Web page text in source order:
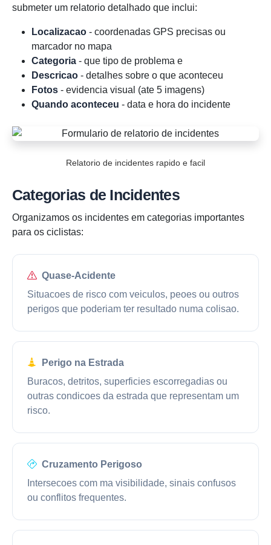
submeter um relatorio detalhado que inclui:
Localizacao - coordenadas GPS precisas ou
marcador no mapa
Categoria - que tipo de problema e
Descricao - detalhes sobre o que aconteceu
Fotos - evidencia visual (ate 5 imagens)
Quando aconteceu - data e hora do incidente
Relatorio de incidentes rapido e facil
Categorias de Incidentes
Organizamos os incidentes em categorias importantes
para os ciclistas:
Quase-Acidente
Situacoes de risco com veiculos, peoes ou outros
perigos que poderiam ter resultado numa colisao.
Perigo na Estrada
Buracos, detritos, superficies escorregadias ou
outras condicoes da estrada que representam um
risco.
Cruzamento Perigoso
Intersecoes com ma visibilidade, sinais confusos
ou conflitos frequentes.